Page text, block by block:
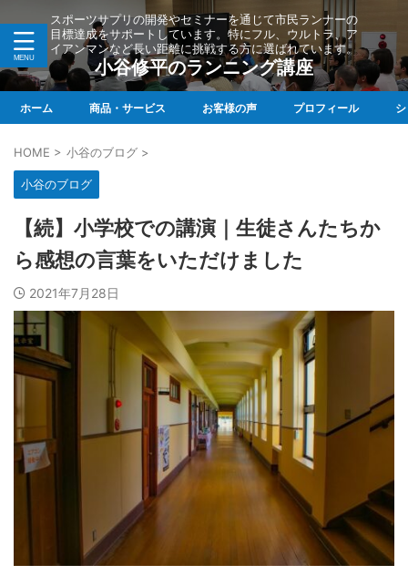
スポーツサプリの開発やセミナーを通じて市民ランナーの
目標達成をサポートしています。特にフル、ウルトラ、ア
イアンマンなど長い距離に挑戦する方に選ばれています。
小谷修平のランニング講座
ホーム 商品・サービス お客様の声 プロフィール
HOME > 小谷のブログ >
小谷のブログ
【続】小学校での講演｜生徒さんたちか
ら感想の言葉をいただけました
2021年7月28日